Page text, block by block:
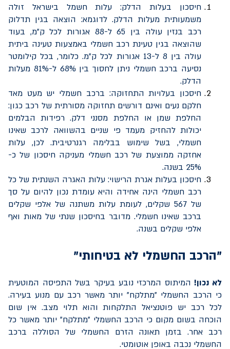
חיסכון בעלות הדלק: עלות חשמל בישראל זולה
משמעותית מעלות הדלק. לדוגמא: הוצאה בגין תדלוק
רכב בנזין עולה בין 65 ל-88 אגורות לכל ק"מ, בעוד
שהוצאה בגין טעינת רכב חשמלי באמצעות טעינה ביתית
עולה בין 8 ל-13 אגורות לכל ק"מ. כלומר, בכל קילומטר
נסיעה ברכב חשמלי ניתן לחסוך בין 68% ל-81% מעלות
הדלק.
חיסכון בעלויות התחזוקה: ברכב חשמלי יש מעט מאד
חלקם נעים ואינם דורשים תחזוקה מסורתית של רכב כגון:
החלפת שמן או החלפת מסנני דלק. רפידות הבלמים
יכולות להחזיק מעמד פי שניים בהשוואה לרכב שאינו
חשמלי, בשל שימוש בבלימה רגנרטיבית. לכן, עלות
אחזקה ממוצעת של רכב חשמלי מעניקה חיסכון של כ-
25% בשנה.
חיסכון בעלות אגרת הרישוי: עלות האגרה השנתית של כל
רכב חשמלי הינה אחידה והיא עומדת נכון להיום על סך
של 567 שקלים, לעומת עלות משתנה של אלפי שקלים
ברכב שאינו חשמלי. מדובר בחיסכון שנתי של מאות ואף
אלפי שקלים בשנה.
"הרכב החשמלי לא בטיחותי"
לא נכון! המיתוס המרכזי נובע בעיקר בשל התפיסה המוטעית
כי הרכב החשמלי "מתלקח" יותר מאשר רכב עם מנוע בעירה.
לכל רכב יש פוטנציאל התלקחות והוא תלוי מצב. אין שום
הוכחה בשום מקום כי הרכב החשמלי "מתלקח" יותר מאשר כל
רכב אחר. בזמן תאונה הזרם החשמלי של הסוללה ברכב
החשמלי נכבה באופן אוטומטי.